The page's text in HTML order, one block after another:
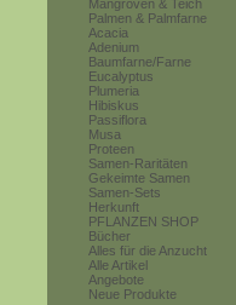
Mangroven & Teich
Palmen & Palmfarne
Acacia
Adenium
Baumfarne/Farne
Eucalyptus
Plumeria
Hibiskus
Passiflora
Musa
Proteen
Samen-Raritäten
Gekeimte Samen
Samen-Sets
Herkunft
PFLANZEN SHOP
Bücher
Alles für die Anzucht
Alle Artikel
Angebote
Neue Produkte